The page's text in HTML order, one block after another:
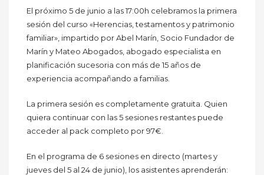
El próximo 5 de junio a las 17:00h celebramos la primera
sesión del curso «Herencias, testamentos y patrimonio
familiar», impartido por Abel Marín, Socio Fundador de
Marín y Mateo Abogados, abogado especialista en
planificación sucesoria con más de 15 años de
experiencia acompañando a familias.
La primera sesión es completamente gratuita. Quien
quiera continuar con las 5 sesiones restantes puede
acceder al pack completo por 97€.
En el programa de 6 sesiones en directo (martes y
jueves del 5 al 24 de junio), los asistentes aprenderán: